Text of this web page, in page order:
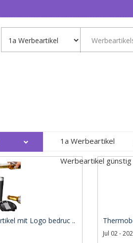
1a Werbeartikel
Werbeartikel günstig
mit Logo bedruc ..
Jul 02 -